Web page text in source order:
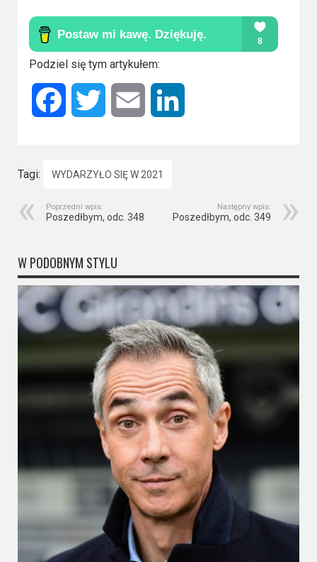
Podziel się tym artykułem:
Facebook Twitter Email
Tagi: WYDARZYŁO SIĘ W 2021
Poprzedni wpis:
Poszedłbym, odc. 348
Następny wpis:
Poszedłbym, odc. 349
W PODOBNYM STYLU